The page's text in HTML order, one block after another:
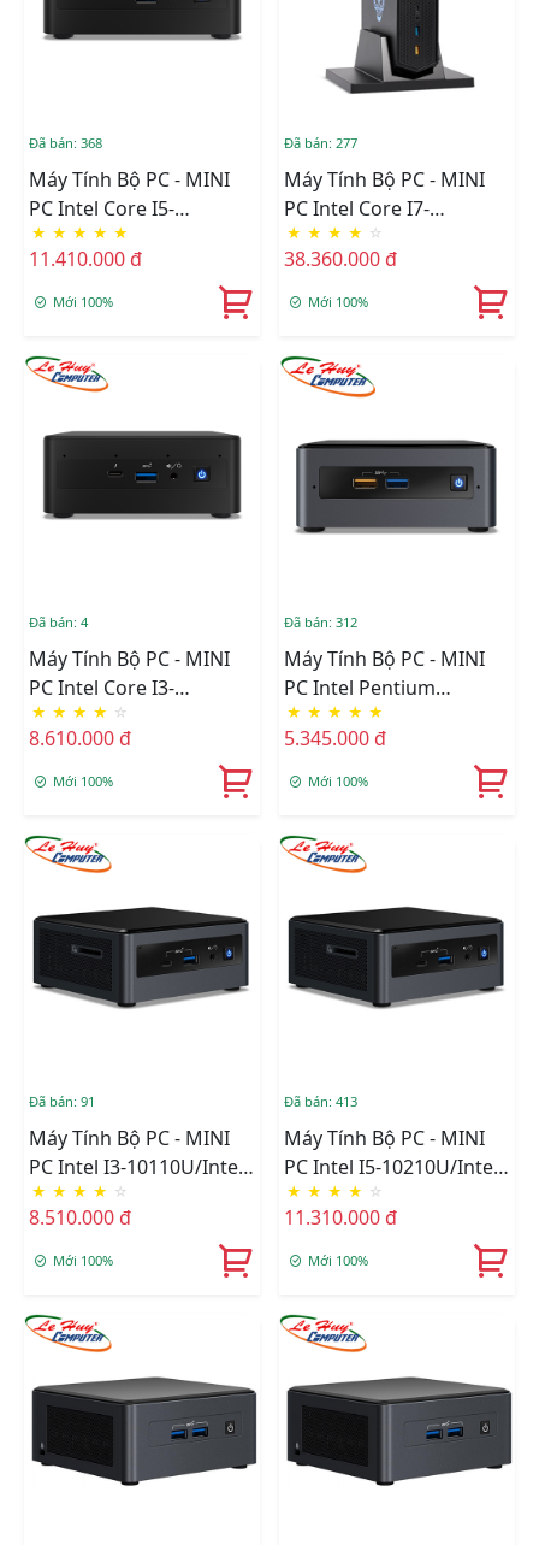
Đã bán: 368
Máy Tính Bộ PC - MINI
PC Intel Core I5-
1135G7/Intel Iris Xe
Graphics/Ram Option/Ổ
Cứng Option/Dos
★ ★ ★ ★ ★
11.410.000 đ
Mới 100%
Đã bán: 277
Máy Tính Bộ PC - MINI
PC Intel Core I7-
12700H/Intel Arc A770M
Graphics/Ram Option/Ổ
Cứng Option/Dos
★ ★ ★ ★ ☆
38.360.000 đ
Mới 100%
Đã bán: 4
Máy Tính Bộ PC - MINI
PC Intel Core I3-
1115G4/Intel UHD
Graphics/Ram Option/Ổ
Cứng Option/Dos
★ ★ ★ ★ ☆
8.610.000 đ
Mới 100%
Đã bán: 312
Máy Tính Bộ PC - MINI
PC Intel Pentium
J5040/Intel UHD 605/Wifi
+ Bluetooth/Ram
Option/Ổ Cứng Option
★ ★ ★ ★ ★
5.345.000 đ
Mới 100%
Đã bán: 91
Máy Tính Bộ PC - MINI
PC Intel I3-10110U/Intel
UHD Graphics/Wifi 6 +
Bluetooth/Ram Option/
Ổ Cứng Option
★ ★ ★ ★ ☆
8.510.000 đ
Mới 100%
Đã bán: 413
Máy Tính Bộ PC - MINI
PC Intel I5-10210U/Intel
UHD Graphics/Wifi 6 +
Bluetooth/Ram Option/
Ổ Cứng Option
★ ★ ★ ★ ☆
11.310.000 đ
Mới 100%